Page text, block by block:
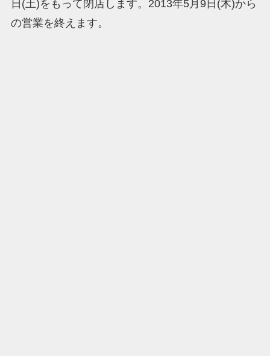
日(土)をもって閉店します。2013年5月9日(木)から
の営業を終えます。